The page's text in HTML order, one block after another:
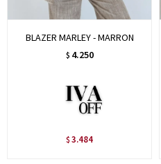
BLAZER MARLEY - MARRON
$ 4.250
$ 3.484